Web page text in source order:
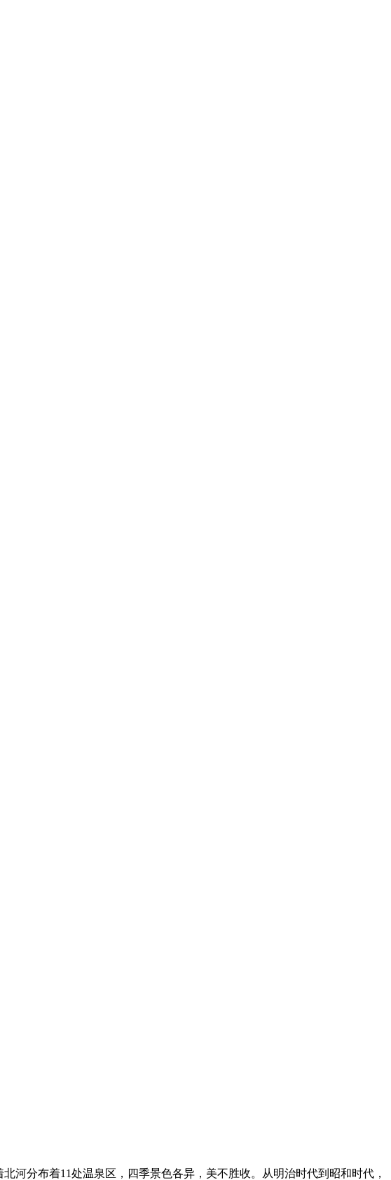
河分布着11处温泉区，四季景色各异，美不胜收。从明治时代到昭和时代，